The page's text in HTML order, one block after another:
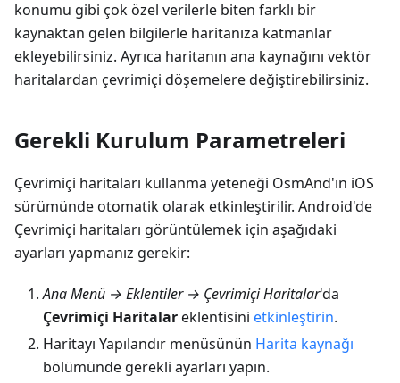
konumu gibi çok özel verilerle biten farklı bir
kaynaktan gelen bilgilerle haritanıza katmanlar
ekleyebilirsiniz. Ayrıca haritanın ana kaynağını vektör
haritalardan çevrimiçi döşemelere değiştirebilirsiniz.
Gerekli Kurulum Parametreleri
Çevrimiçi haritaları kullanma yeteneği OsmAnd'ın iOS
sürümünde otomatik olarak etkinleştirilir. Android'de
Çevrimiçi haritaları görüntülemek için aşağıdaki
ayarları yapmanız gerekir:
Ana Menü → Eklentiler → Çevrimiçi Haritalar'da
Çevrimiçi Haritalareklentisini etkinleştirin.
Haritayı Yapılandır menüsünün Harita kaynağı
bölümünde gerekli ayarları yapın.